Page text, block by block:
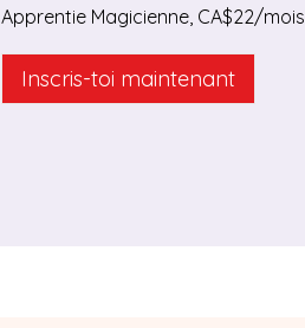
Apprentie Magicienne, CA$22/mois
Inscris-toi maintenant